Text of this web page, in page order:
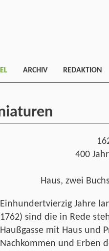
ARCHIV REDAKTION
400
Haus, zwei
Einhundertvierzig Jahre
1762) sind die in Rede
Haußgasse mit Haus und
Nachkommen und Erben